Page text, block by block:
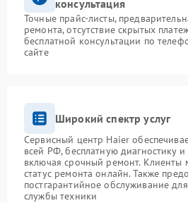
консультация
Точные прайс-листы,
ремонта, отсутствие скрытых
бесплатной консультации по
сайте
Широкий спектр услуг
Сервисный центр Haier
всей РФ, бесплатную диагностику
включая срочный ремонт. Клиенты
статус ремонта онлайн. Также
постгарантийное обслуживание
службы техники